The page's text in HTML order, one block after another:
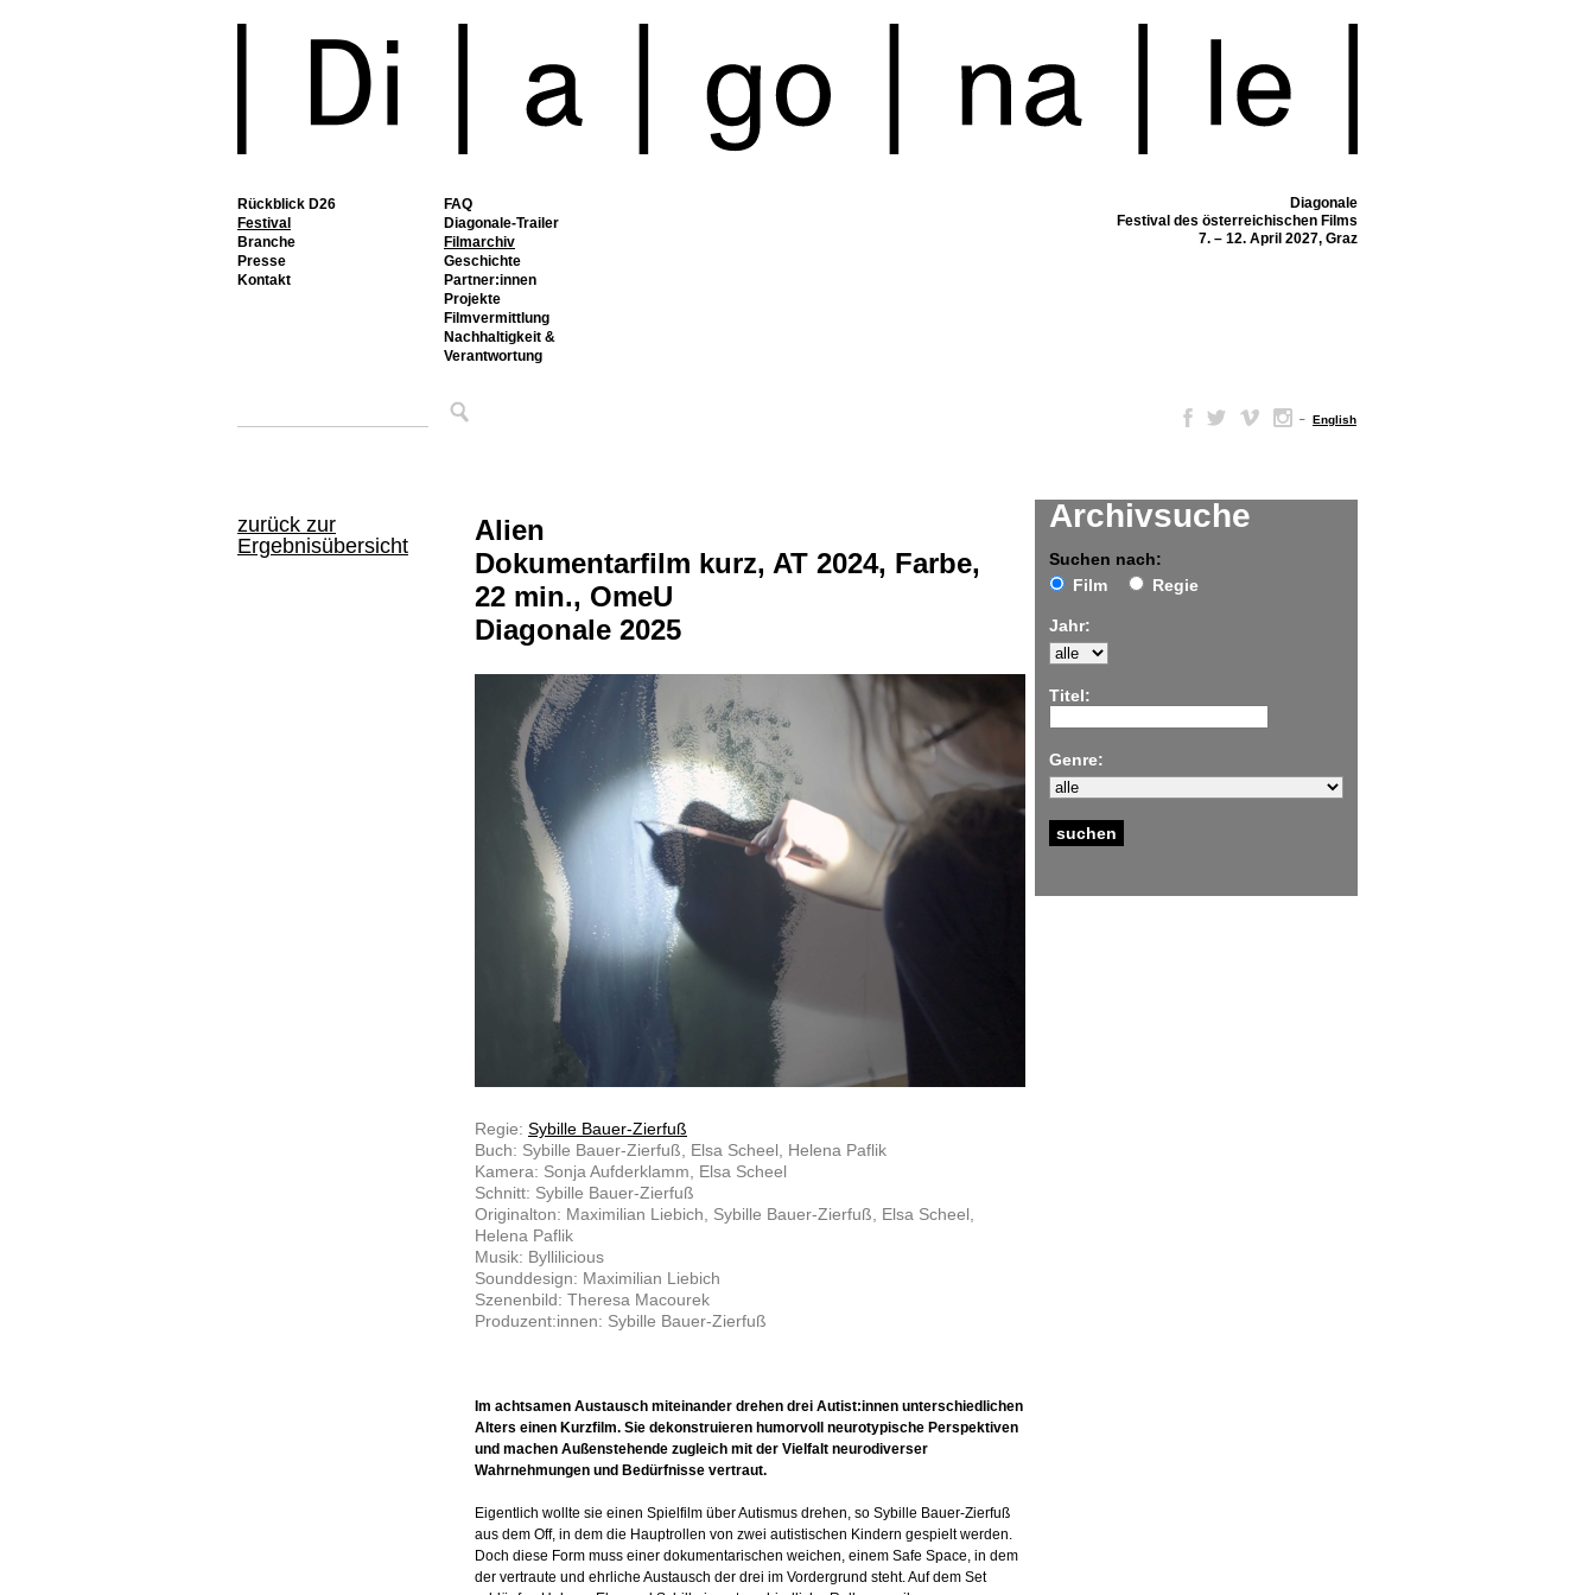
Rückblick D26
Festival
FAQ
Diagonale-Trailer
Filmarchiv
Geschichte
Partner:innen
Projekte
Filmvermittlung
Nachhaltigkeit &
Verantwortung
Branche
Presse
Kontakt
Diagonale
Festival des österreichischen Films
7. – 12. April 2027, Graz
– English
zurück zur
Ergebnisübersicht
Archivsuche
Suchen nach:
Film
Regie
Jahr:
Titel:
Genre:
Alien
Dokumentarfilm kurz, AT 2024, Farbe,
22 min., OmeU
Diagonale 2025
Regie: Sybille Bauer-Zierfuß
Buch: Sybille Bauer-Zierfuß, Elsa Scheel, Helena Paflik
Kamera: Sonja Aufderklamm, Elsa Scheel
Schnitt: Sybille Bauer-Zierfuß
Originalton: Maximilian Liebich, Sybille Bauer-Zierfuß, Elsa Scheel,
Helena Paflik
Musik: Byllilicious
Sounddesign: Maximilian Liebich
Szenenbild: Theresa Macourek
Produzent:innen: Sybille Bauer-Zierfuß
Im achtsamen Austausch miteinander drehen drei Autist:innen unterschiedlichen
Alters einen Kurzfilm. Sie dekonstruieren humorvoll neurotypische Perspektiven
und machen Außenstehende zugleich mit der Vielfalt neurodiverser
Wahrnehmungen und Bedürfnisse vertraut.
Eigentlich wollte sie einen Spielfilm über Autismus drehen, so Sybille Bauer-Zierfuß
aus dem Off, in dem die Hauptrollen von zwei autistischen Kindern gespielt werden.
Doch diese Form muss einer dokumentarischen weichen, einem Safe Space, in dem
der vertraute und ehrliche Austausch der drei im Vordergrund steht. Auf dem Set